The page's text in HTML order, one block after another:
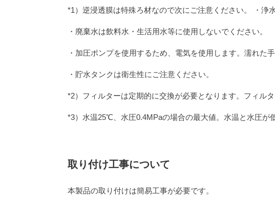
*1）逆浸透膜は特殊ろ材なので次にご注意ください。 ・浄
・廃棄水は飲料水・生活用水等に使用しないでください。
・加圧ポンプを使用するため、電気を使用します。濡れた
・貯水タンクは衛生性にご注意ください。
*2）フィルターは定期的に交換が必要となります。フィル
*3）水温25℃、水圧0.4MPaの場合の最大値。水温と水圧が
取り付け工事について
本製品の取り付けは簡易工事が必要です。